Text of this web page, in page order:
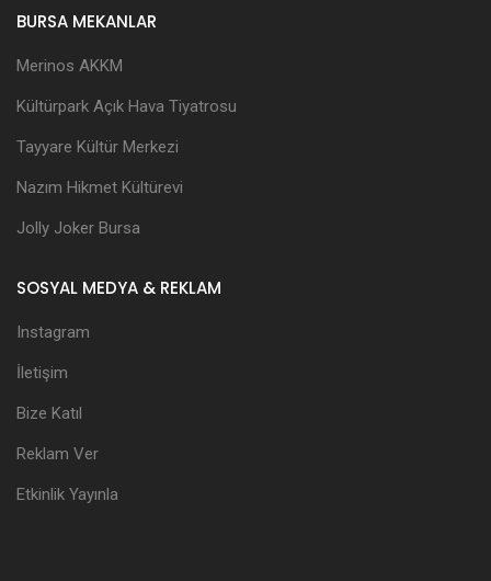
BURSA MEKANLAR
Merinos AKKM
Kültürpark Açık Hava Tiyatrosu
Tayyare Kültür Merkezi
Nazım Hikmet Kültürevi
Jolly Joker Bursa
SOSYAL MEDYA & REKLAM
Instagram
İletişim
Bize Katıl
Reklam Ver
Etkinlik Yayınla